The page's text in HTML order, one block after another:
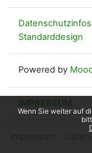
Wenn Sie weiter auf
Datenschutzinfos
Standarddesign
Powered by
IMPRESSUM
Impressum